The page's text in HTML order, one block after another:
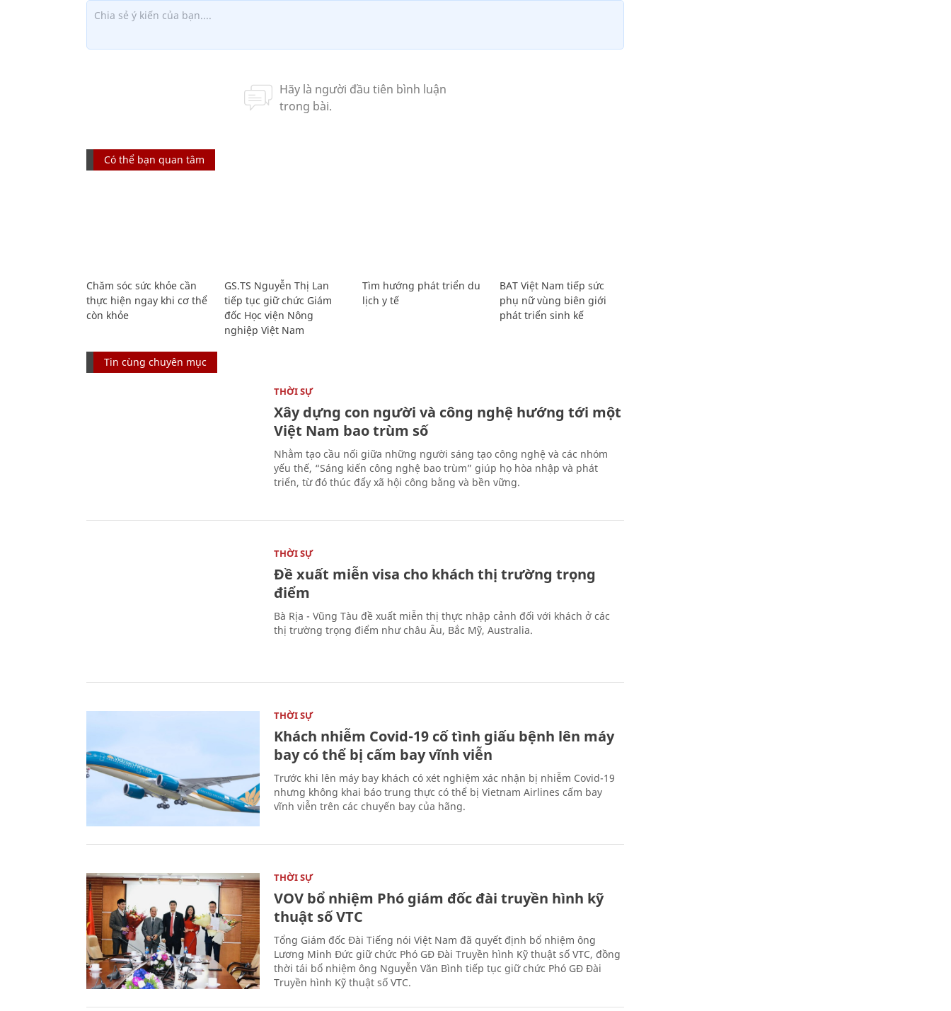
Có thể bạn quan tâm
Chăm sóc sức khỏe cần
thực hiện ngay khi cơ thể
còn khỏe
GS.TS Nguyễn Thị Lan
tiếp tục giữ chức Giám
đốc Học viện Nông
nghiệp Việt Nam
Tìm hướng phát triển du
lịch y tế
BAT Việt Nam tiếp sức
phụ nữ vùng biên giới
phát triển sinh kế
Tin cùng chuyên mục
THỜI SỰ
Xây dựng con người và công nghệ hướng tới một
Việt Nam bao trùm số
Nhằm tạo cầu nối giữa những người sáng tạo công nghệ và các nhóm
yếu thế, “Sáng kiến công nghệ bao trùm” giúp họ hòa nhập và phát
triển, từ đó thúc đẩy xã hội công bằng và bền vững.
THỜI SỰ
Đề xuất miễn visa cho khách thị trường trọng
điểm
Bà Rịa - Vũng Tàu đề xuất miễn thị thực nhập cảnh đối với khách ở các
thị trường trọng điểm như châu Âu, Bắc Mỹ, Australia.
THỜI SỰ
Khách nhiễm Covid-19 cố tình giấu bệnh lên máy
bay có thể bị cấm bay vĩnh viễn
Trước khi lên máy bay khách có xét nghiệm xác nhận bị nhiễm Covid-19
nhưng không khai báo trung thực có thể bị Vietnam Airlines cấm bay
vĩnh viễn trên các chuyến bay của hãng.
THỜI SỰ
VOV bổ nhiệm Phó giám đốc đài truyền hình kỹ
thuật số VTC
Tổng Giám đốc Đài Tiếng nói Việt Nam đã quyết định bổ nhiệm ông
Lương Minh Đức giữ chức Phó GĐ Đài Truyền hình Kỹ thuật số VTC, đồng
thời tái bổ nhiệm ông Nguyễn Văn Bình tiếp tục giữ chức Phó GĐ Đài
Truyền hình Kỹ thuật số VTC.